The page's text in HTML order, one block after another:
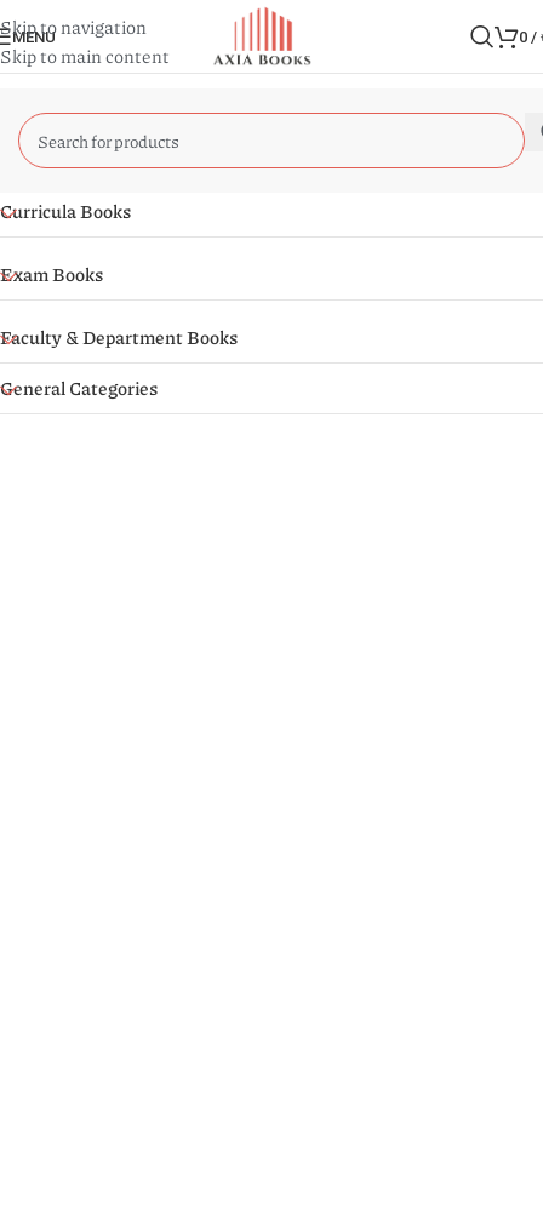
Skip to navigation
Skip to main content
MENU 0 /
Curricula Books
Exam Books
Faculty & Department Books
General Categories